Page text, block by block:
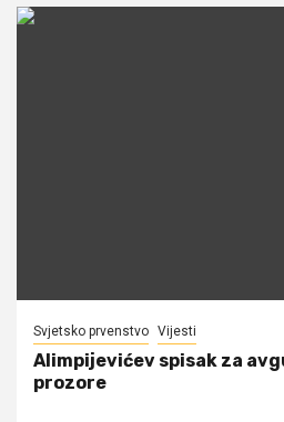
Svjetsko prvenstvo Vijesti
Alimpijevićev spisak za
prozore